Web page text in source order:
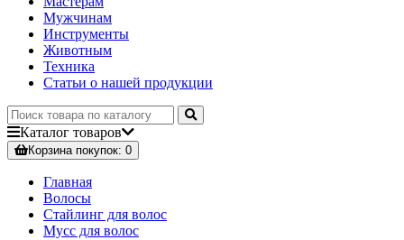
Мужчинам
Инструменты
Животным
Техника
Статьи о нашей продукции
Каталог товаров
Корзинапокупок: 0
Главная
Волосы
Стайлинг для волос
Мусс для волос